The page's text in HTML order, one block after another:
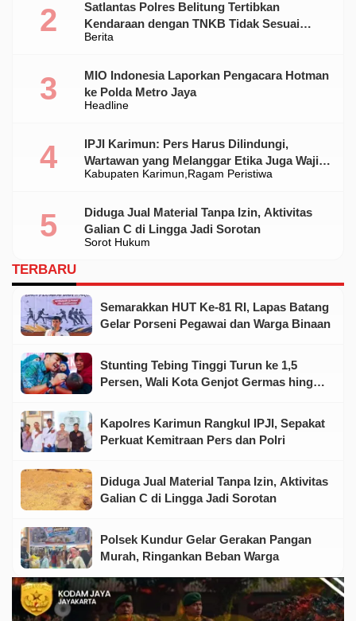
Berita
Satlantas Polres Belitung Tertibkan
Kendaraan dengan TNKB Tidak Sesuai
Standar
Headline
MIO Indonesia Laporkan Pengacara Hotman
ke Polda Metro Jaya
Kabupaten Karimun Ragam Peristiwa
IPJI Karimun: Pers Harus Dilindungi,
Wartawan yang Melanggar Etika Juga Wajib
Dikoreksi
Sorot Hukum
Diduga Jual Material Tanpa Izin, Aktivitas
Galian C di Lingga Jadi Sorotan
TERBARU
Semarakkan HUT Ke-81 RI, Lapas Batang
Gelar Porseni Pegawai dan Warga Binaan
Stunting Tebing Tinggi Turun ke 1,5
Persen, Wali Kota Genjot Germas hingga
Kapolres Karimun Rangkul IPJI, Sepakat
Perkuat Kemitraan Pers dan Polri
Diduga Jual Material Tanpa Izin, Aktivitas
Galian C di Lingga Jadi Sorotan
Polsek Kundur Gelar Gerakan Pangan
Murah, Ringankan Beban Warga